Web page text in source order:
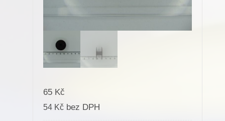
65 Kč
54 Kč bez DPH